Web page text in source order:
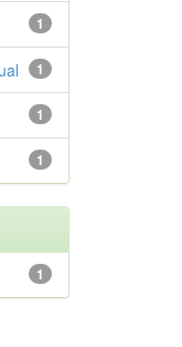
1
1
1
1
1